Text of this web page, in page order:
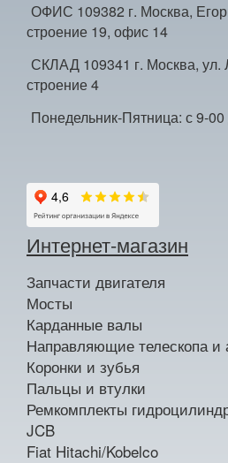
ОФИС 109382 г. Москва,
строение 19, офис 14
СКЛАД 109341 г. Москва, ул.
строение 4
Понедельник-Пятница: с 9-
Интернет-магазин
Запчасти двигателя
Мосты
Карданные валы
Направляющие телескопа и
Коронки и зубья
Пальцы и втулки
Ремкомплекты
JCB
Fiat Hitachi/Kobelco